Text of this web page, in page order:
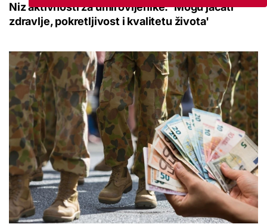
Niz aktivnosti za umirovljenike: 'Mogu jačati
zdravlje, pokretljivost i kvalitetu života'